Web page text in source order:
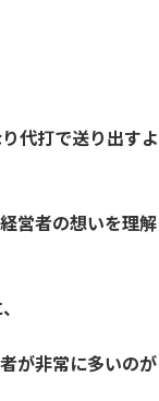
代打で送り出すよ
営者の想いを理解
が非常に多いのが